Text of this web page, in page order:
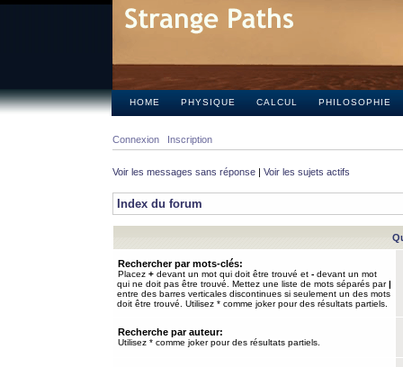
HOME PHYSIQUE CALCUL PHILOSOPHIE
Connexion Inscription
Voir les messages sans réponse | Voir les sujets actifs
Index du forum
Rechercher par mots-clés:
Placez + devant un mot qui doit être trouvé et - devant un mot
qui ne doit pas être trouvé. Mettez une liste de mots séparés par|
entre des barres verticales discontinues si seulement un des mots
doit être trouvé. Utilisez * comme joker pour des résultats partiels.
Recherche par auteur:
Utilisez * comme joker pour des résultats partiels.